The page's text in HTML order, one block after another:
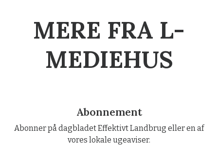
MERE FRA L-
MEDIEHUS
Abonnement
Abonner på dagbladet Effektivt Landbrug eller en af
vores lokale ugeaviser.